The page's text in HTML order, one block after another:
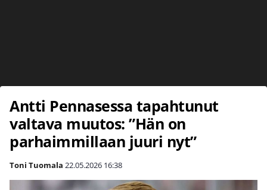
Antti Pennasessa tapahtunut
valtava muutos: ”Hän on
parhaimmillaan juuri nyt”
Toni Tuomala 22.05.2026 16:38